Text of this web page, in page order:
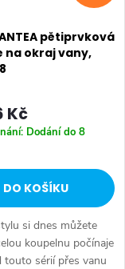
pětiprvková
na okraj vany,
Kč
Dodání do 8
DO KOŠÍKU
si dnes můžete
koupelnu počínaje
touto sérií přes vanu